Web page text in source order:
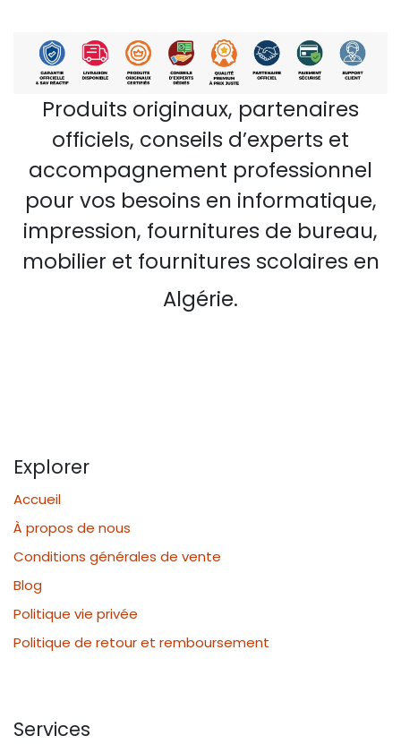
Produits originaux, partenaires
officiels, conseils d’experts et
accompagnement professionnel
pour vos besoins en informatique,
impression, fournitures de bureau,
mobilier et fournitures scolaires en
Algérie.
Explorer
Accueil
À propos de nous
Conditions générales de vente
Blog
Politique vie privée
Politique de retour et remboursement
Services